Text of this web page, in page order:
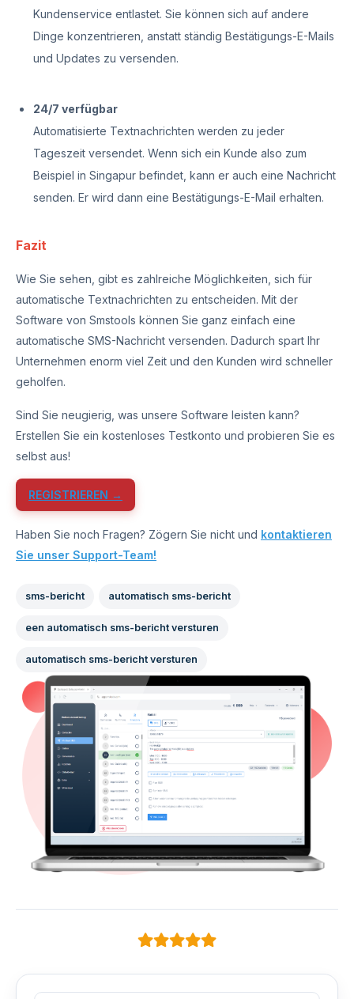
Kundenservice entlastet. Sie können sich auf andere
Dinge konzentrieren, anstatt ständig Bestätigungs-E-Mails
und Updates zu versenden.
24/7 verfügbar
Automatisierte Textnachrichten werden zu jeder
Tageszeit versendet. Wenn sich ein Kunde also zum
Beispiel in Singapur befindet, kann er auch eine Nachricht
senden. Er wird dann eine Bestätigungs-E-Mail erhalten.
Fazit
Wie Sie sehen, gibt es zahlreiche Möglichkeiten, sich für
automatische Textnachrichten zu entscheiden. Mit der
Software von Smstools können Sie ganz einfach eine
automatische SMS-Nachricht versenden. Dadurch spart Ihr
Unternehmen enorm viel Zeit und den Kunden wird schneller
geholfen.
Sind Sie neugierig, was unsere Software leisten kann?
Erstellen Sie ein kostenloses Testkonto und probieren Sie es
selbst aus!
REGISTRIEREN →
Haben Sie noch Fragen? Zögern Sie nicht und kontaktieren
Sie unser Support-Team!
sms-bericht automatisch sms-bericht
een automatisch sms-bericht versturen
automatisch sms-bericht versturen